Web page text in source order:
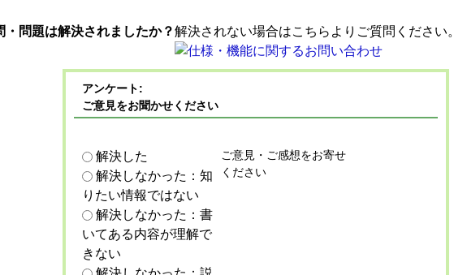
・問題は解決されましたか？解決されない場合はこちらよりご質問ください。
アンケート:
ご意見をお聞かせください
解決した
解決しなかった：知
りたい情報ではない
解決しなかった：書
いてある内容が理解で
きない
ご意見・ご感想をお寄せ
ください